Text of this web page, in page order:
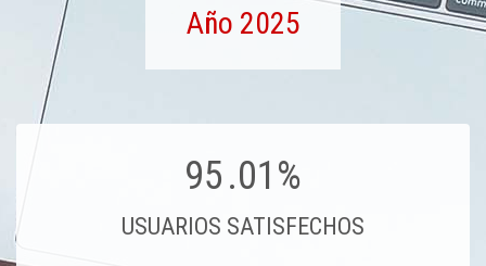
Año 2025
95.01%
USUARIOS SATISFECHOS